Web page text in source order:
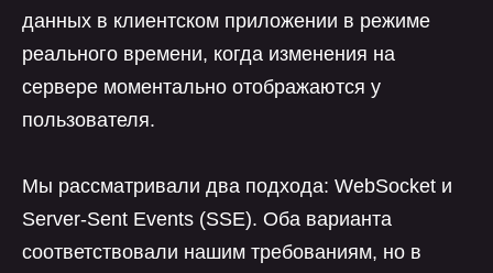
данных в клиентском приложении в режиме
реального времени, когда изменения на
сервере моментально отображаются у
пользователя.
Мы рассматривали два подхода: WebSocket и
Server-Sent Events (SSE). Оба варианта
соответствовали нашим требованиям, но в